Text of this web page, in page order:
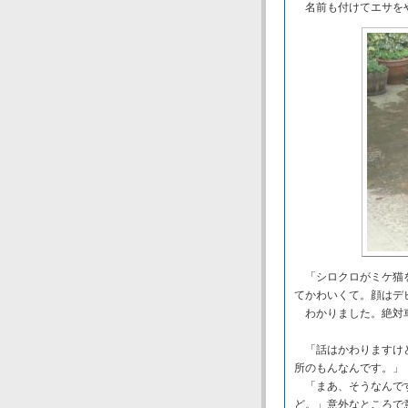
名前も付けてエサを
「シロクロがミケ猫
てかわいくて。顔はデ
わかりました。絶対
「話はかわりますけ
所のもんなんです。」
「まあ、そうなんで
ど。」意外なところ